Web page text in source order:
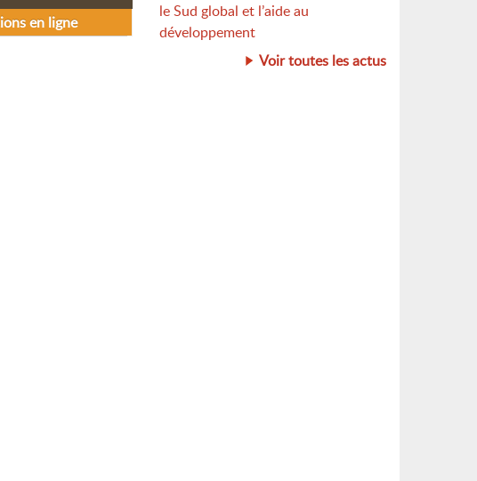
en ligne
le Sud global et l’aide au
développement
Voir toutes les actus